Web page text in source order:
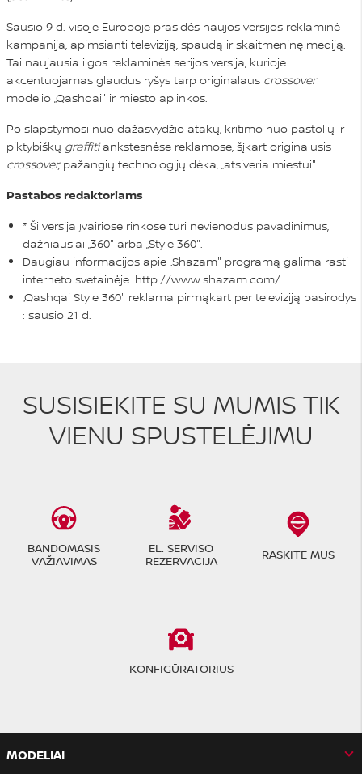
Sausio 9 d. visoje Europoje prasidės naujos versijos reklaminė
kampanija, apimsianti televiziją, spaudą ir skaitmeninę mediją.
Tai naujausia ilgos reklaminės serijos versija, kurioje
akcentuojamas glaudus ryšys tarp originalaus crossover
modelio „Qashqai" ir miesto aplinkos.
Po slapstymosi nuo dažasvydžio atakų, kritimo nuo pastolių ir
piktybiškų graffitiankstesnėse reklamose, šįkart originalusis
crossover,pažangių technologijų dėka, „atsiveria miestui".
Pastabos redaktoriams
* Ši versija įvairiose rinkose turi nevienodus pavadinimus,
dažniausiai „360" arba „Style 360".
Daugiau informacijos apie „Shazam" programą galima rasti
interneto svetainėje: http://www.shazam.com/
„Qashqai Style 360" reklama pirmąkart per televiziją pasirodys
: sausio 21 d.
SUSISIEKITE SU MUMIS TIK
VIENU SPUSTELĖJIMU
BANDOMASIS
VAŽIAVIMAS
EL. SERVISO
REZERVACIJA
RASKITE MUS
KONFIGŪRATORIUS
MODELIAI